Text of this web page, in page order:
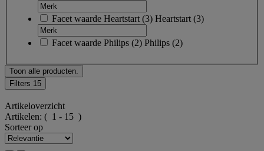
Facet waarde Heartstart (3) Heartstart (3)
Facet waarde Philips (2) Philips (2)
Toon alle producten.
Filters 15
Artikeloverzicht
Artikelen: ( 1 - 15 )
Sorteer op